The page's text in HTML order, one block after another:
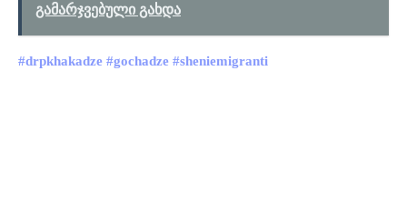
გამარჯვებული გახდა
#drpkhakadze #gochadze #sheniemigranti